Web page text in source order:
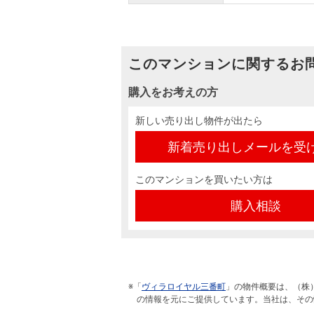
このマンションに関するお
購入をお考えの方
新しい売り出し物件が出たら
新着売り出しメールを受
このマンションを買いたい方は
購入相談
※「 ヴィラロイヤル三番町 」の物件概要は、（
の情報を元にご提供しています。当社は、そ